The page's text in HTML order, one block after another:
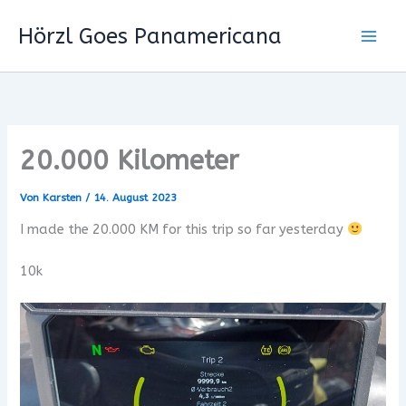
InhaltHörzl Goes Panamericana
20.000 Kilometer
Von Karsten/ 14. August 2023
I made the 20.000 KM for this trip so far yesterday
10k